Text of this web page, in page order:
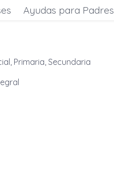
Ayudas para Padres
Primaria, Secundaria